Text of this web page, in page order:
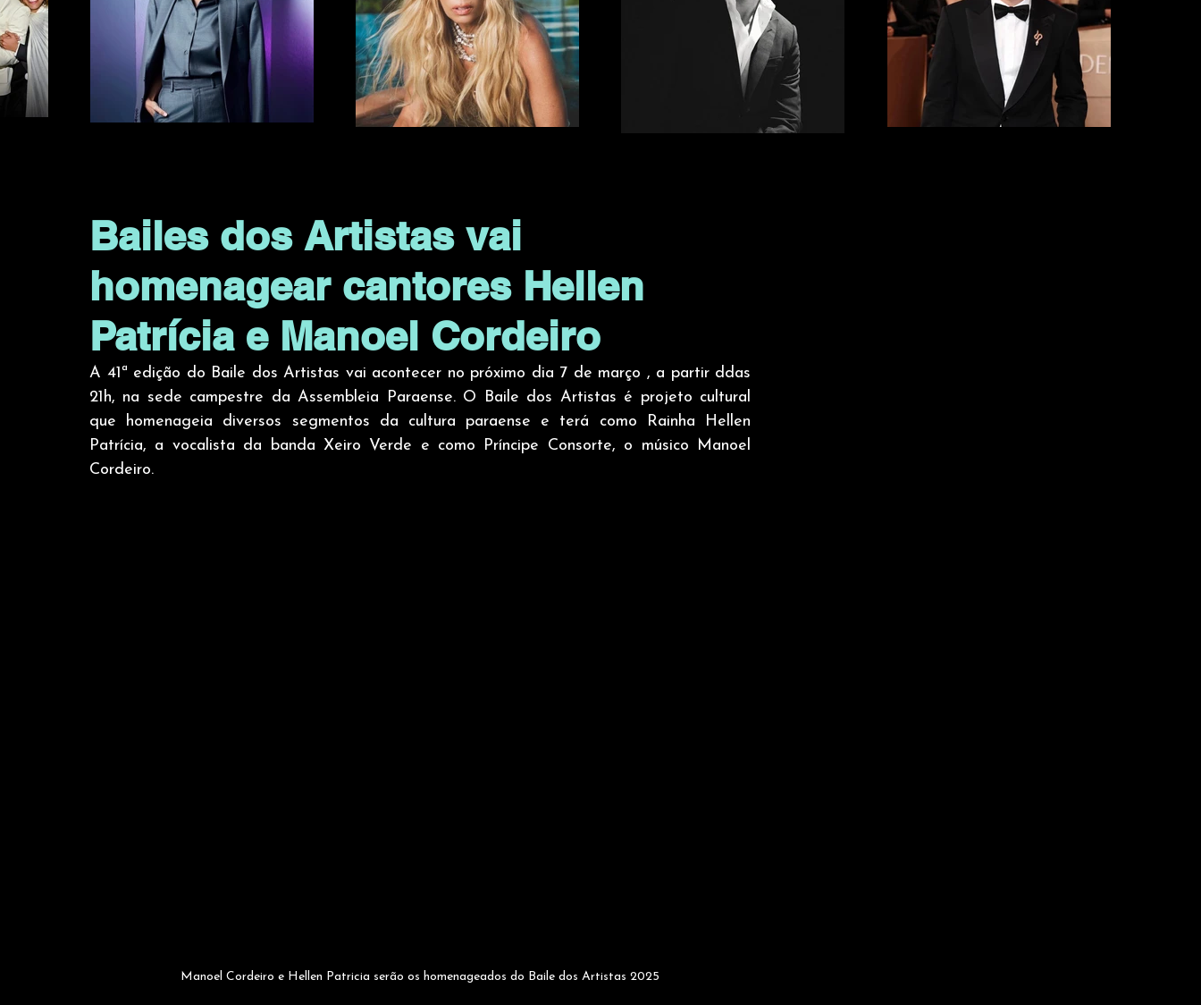
Bailes dos Artistas vai
homenagear cantores Hellen
Patrícia e Manoel Cordeiro
A 41ª edição do Baile dos Artistas vai acontecer no próximo dia 7 de março , a partir ddas
21h, na sede campestre da Assembleia Paraense. O Baile dos Artistas é projeto cultural
que homenageia diversos segmentos da cultura paraense e terá como Rainha Hellen
Patrícia, a vocalista da banda Xeiro Verde e como Príncipe Consorte, o músico Manoel
Cordeiro.
Manoel Cordeiro e Hellen Patricia serão os homenageados do Baile dos Artistas 2025